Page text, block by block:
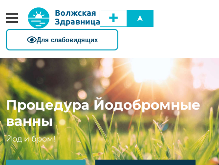
✚ ➤
Процедура Йодобромные
ванны
Йод и бром!